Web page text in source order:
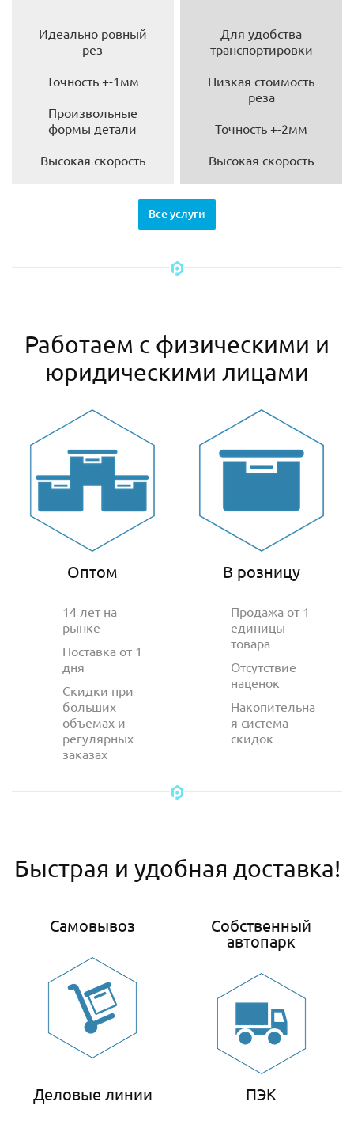
Идеально ровный
рез
Точность +-1мм
Произвольные
формы детали
Высокая скорость
Для удобства
транспортировки
Низкая стоимость
реза
Точность +-2мм
Высокая скорость
Все услуги
Работаем с физическими и
юридическими лицами
Оптом
14 лет на
рынке
Поставка от 1
дня
Скидки при
больших
объемах и
регулярных
заказах
В розницу
Продажа от 1
единицы
товара
Отсутствие
наценок
Накопительна
я система
скидок
Быстрая и удобная доставка!
Самовывоз
Собственный
автопарк
Деловые линии ПЭК